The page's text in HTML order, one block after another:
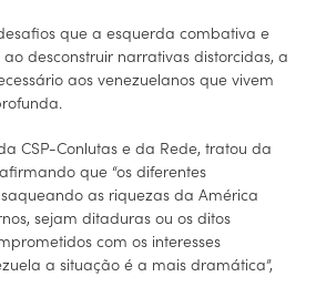
que a esquerda combativa e
desconstruir narrativas distorcidas, a
aos venezuelanos que vivem
CSP-Conlutas e da Rede, tratou da
que “os diferentes
as riquezas da América
sejam ditaduras ou os ditos
com os interesses
a situação é a mais dramática”,